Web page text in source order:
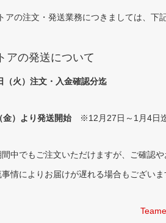
の注文・発送業務につきましては、下
アの発送について
火）注文・入金確認分迄
）より発送開始 ※12月27日～1月4日迄
中でもご注文いただけますが、ご確認
情によりお届けが遅れる場合もござい